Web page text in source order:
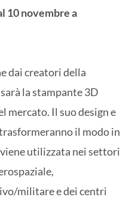
10 novembre a
dai creatori della
la stampante 3D
mercato. Il suo design e
il modo in
utilizzata nei settori
militare e dei centri